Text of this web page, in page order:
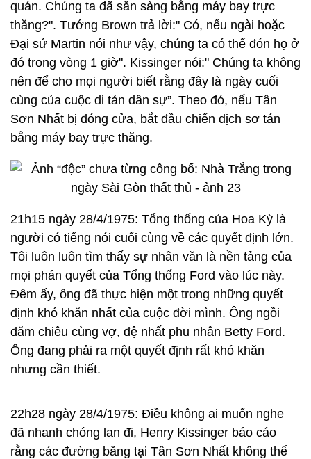
quán. Chúng ta đã sẵn sàng bằng máy bay trực
thăng?". Tướng Brown trả lời:" Có, nếu ngài hoặc
Đại sứ Martin nói như vậy, chúng ta có thể đón họ ở
đó trong vòng 1 giờ". Kissinger nói:" Chúng ta không
nên để cho mọi người biết rằng đây là ngày cuối
cùng của cuộc di tản dân sự”. Theo đó, nếu Tân
Sơn Nhất bị đóng cửa, bắt đầu chiến dịch sơ tán
bằng máy bay trực thăng.
21h15 ngày 28/4/1975: Tổng thống của Hoa Kỳ là
người có tiếng nói cuối cùng về các quyết định lớn.
Tôi luôn luôn tìm thấy sự nhân văn là nền tảng của
mọi phán quyết của Tổng thống Ford vào lúc này.
Đêm ấy, ông đã thực hiện một trong những quyết
định khó khăn nhất của cuộc đời mình. Ông ngồi
đăm chiêu cùng vợ, đệ nhất phu nhân Betty Ford.
Ông đang phải ra một quyết định rất khó khăn
nhưng cần thiết.
22h28 ngày 28/4/1975: Điều không ai muốn nghe
đã nhanh chóng lan đi, Henry Kissinger báo cáo
rằng các đường băng tại Tân Sơn Nhất không thể